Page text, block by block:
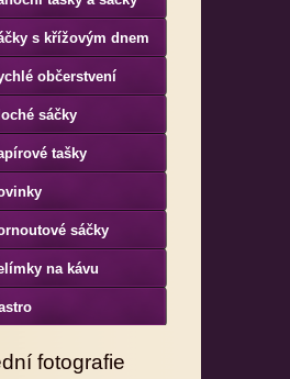
s křížovým dnem
občerstvení
sáčky
tašky
sáčky
na kávu
fotografie